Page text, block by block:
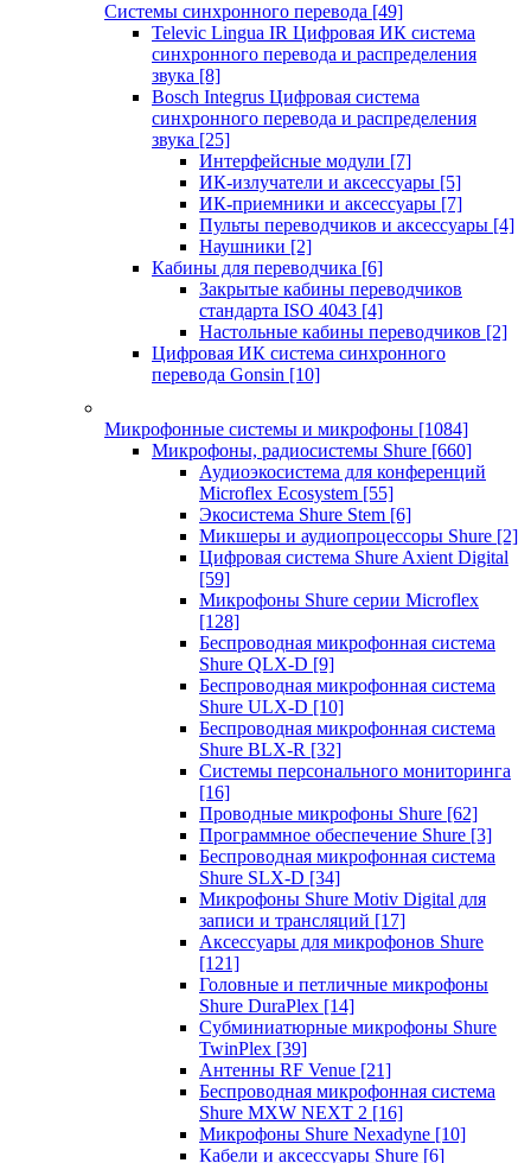
Системы синхронного перевода [49]
Televic Lingua IR Цифровая ИК система
синхронного перевода и распределения
звука [8]
Bosch Integrus Цифровая система
синхронного перевода и распределения
звука [25]
Интерфейсные модули [7]
ИК-излучатели и аксессуары [5]
ИК-приемники и аксессуары [7]
Пульты переводчиков и аксессуары [4]
Наушники [2]
Кабины для переводчика [6]
Закрытые кабины переводчиков
стандарта ISO 4043 [4]
Настольные кабины переводчиков [2]
Цифровая ИК система синхронного
перевода Gonsin [10]
Микрофонные системы и микрофоны [1084]
Микрофоны, радиосистемы Shure [660]
Аудиоэкосистема для конференций
Microflex Ecosystem [55]
Экосистема Shure Stem [6]
Микшеры и аудиопроцессоры Shure [2]
Цифровая система Shure Axient Digital
[59]
Микрофоны Shure серии Microflex
[128]
Беспроводная микрофонная система
Shure QLX-D [9]
Беспроводная микрофонная система
Shure ULX-D [10]
Беспроводная микрофонная система
Shure BLX-R [32]
Системы персонального мониторинга
[16]
Проводные микрофоны Shure [62]
Программное обеспечение Shure [3]
Беспроводная микрофонная система
Shure SLX-D [34]
Микрофоны Shure Motiv Digital для
записи и трансляций [17]
Аксессуары для микрофонов Shure
[121]
Головные и петличные микрофоны
Shure DuraPlex [14]
Субминиатюрные микрофоны Shure
TwinPlex [39]
Антенны RF Venue [21]
Беспроводная микрофонная система
Shure MXW NEXT 2 [16]
Микрофоны Shure Nexadyne [10]
Кабели и аксессуары Shure [6]